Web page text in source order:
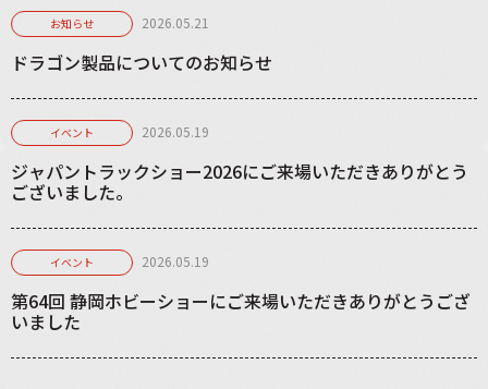
お知らせ 2026.05.21
ドラゴン製品についてのお知らせ
イベント 2026.05.19
ジャパントラックショー2026にご来場いただきありがとう
ございました。
イベント 2026.05.19
第64回 静岡ホビーショーにご来場いただきありがとうござ
いました